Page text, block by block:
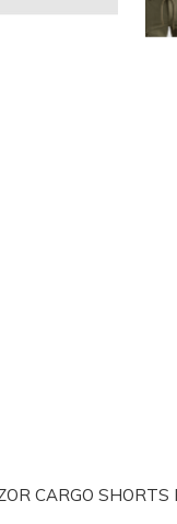
CARGO SHORTS